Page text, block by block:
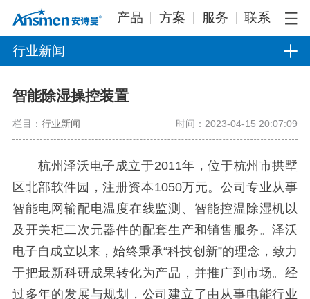
产品 方案 服务 联系
行业新闻
智能除湿操控装置
栏目： 行业新闻 时间：2023-04-15 20:07:09
杭州泽沃电子成立于2011年，位于杭州市拱墅
区北部软件园，注册资本1050万元。公司专业从事
智能电网输配电温度在线监测、智能控温除湿机以
及开关柜二次元器件的配套生产和销售服务。泽沃
电子自成立以来，始终秉承“科技创新”的理念，致力
于把最新科研成果转化为产品，并推广到市场。经
过多年的发展与规划，公司建立了由从事电能行业